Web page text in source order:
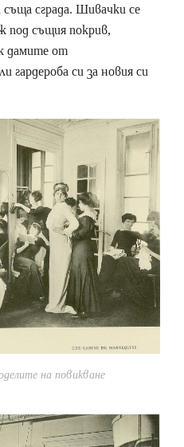
сграда. Шивачки се
под същия покрив,
дамите от
гардероба си за новия си
на повикване